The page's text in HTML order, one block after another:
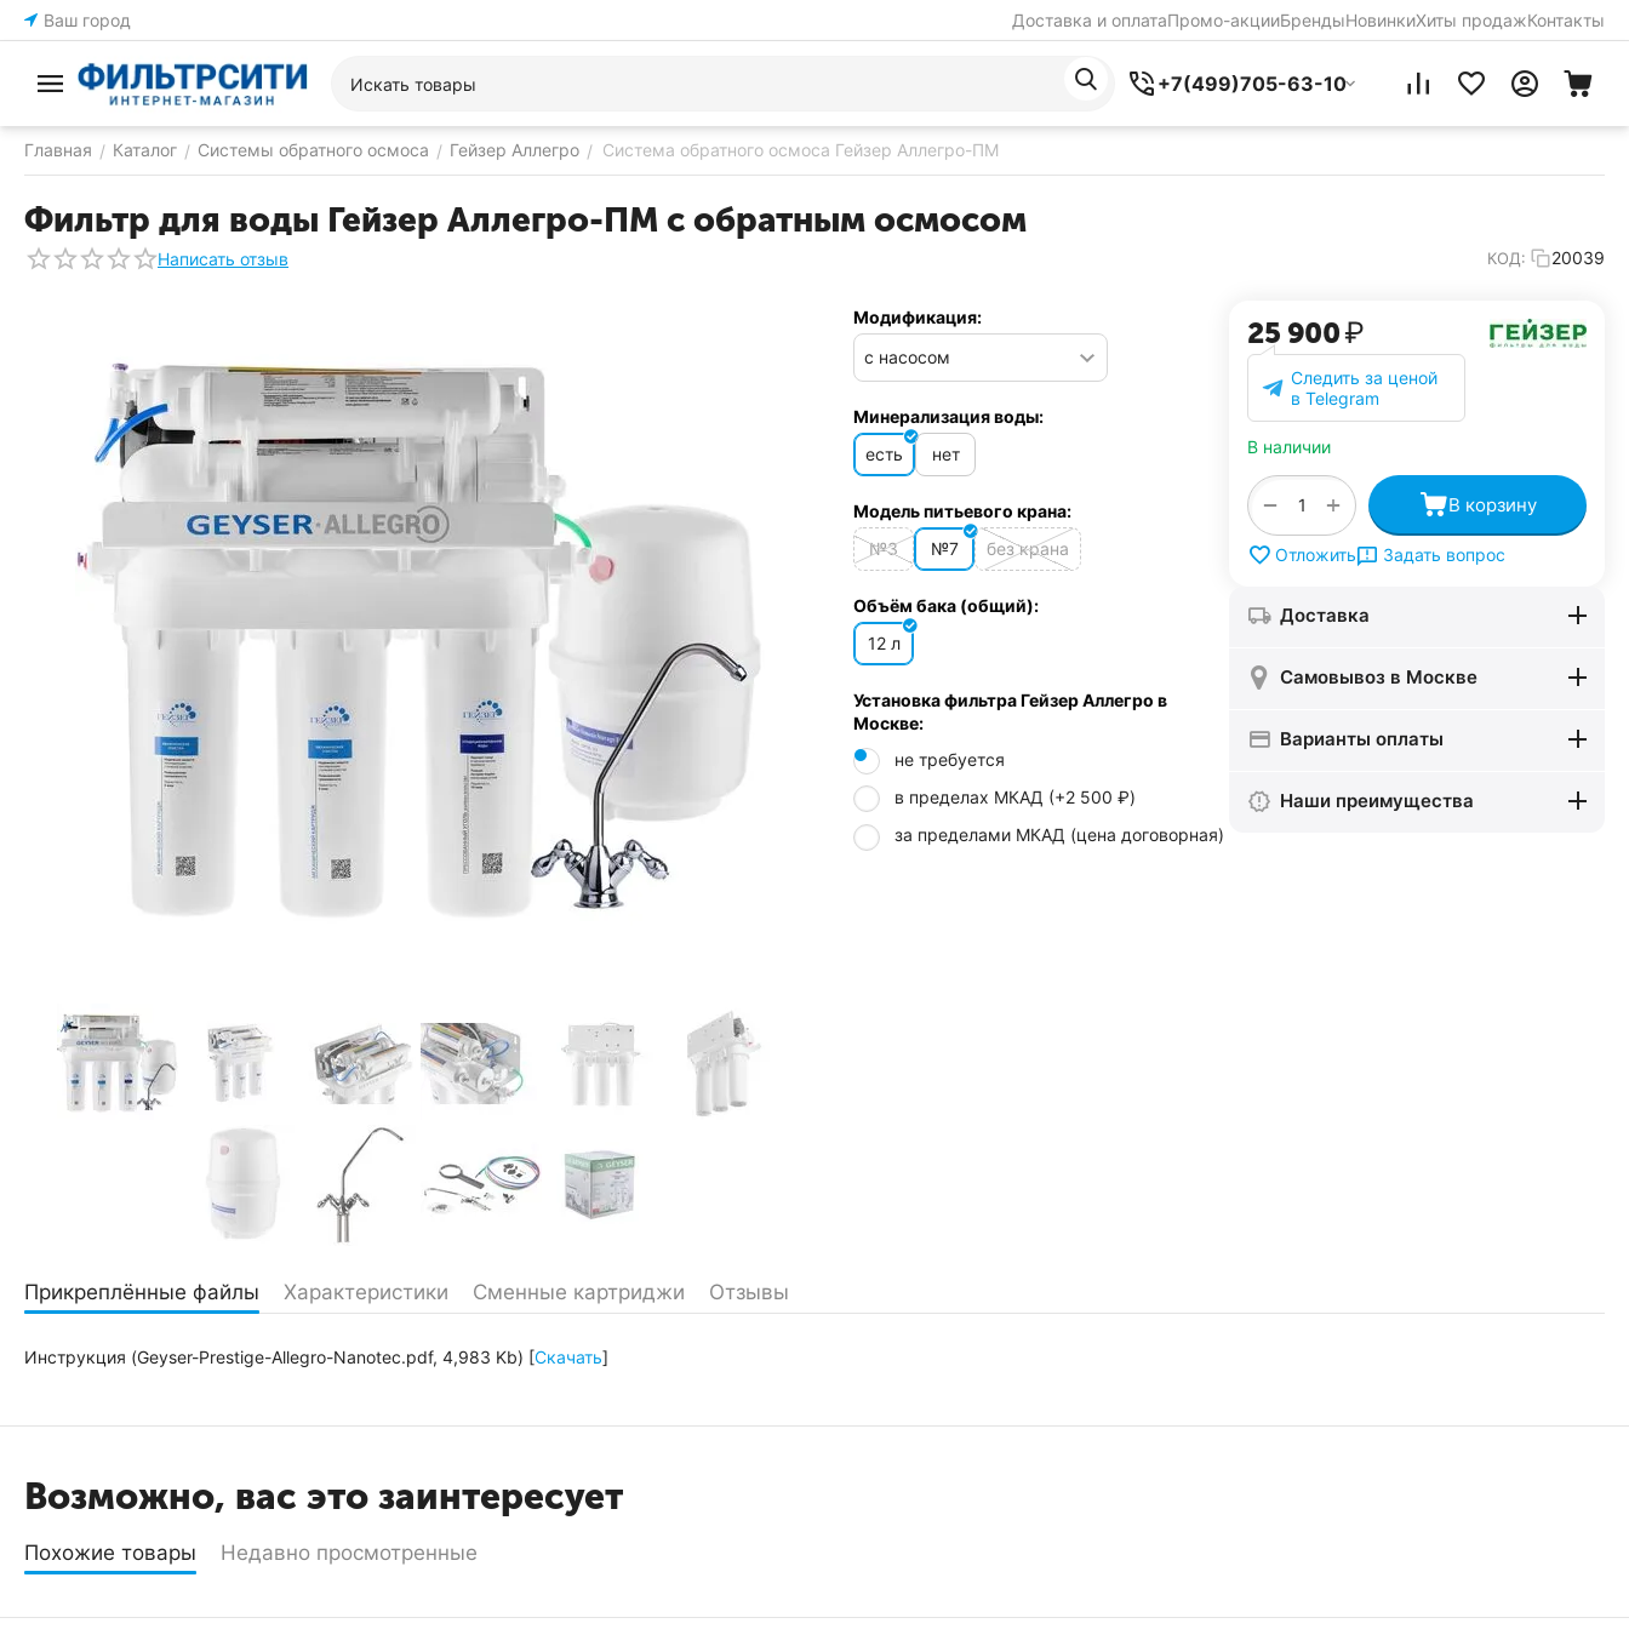
Ваш город Доставка и оплатаПромо-акцииБрендыНовинкиХиты продажКонтакты
+7(499)705-63-10
Главная / Каталог / Системы обратного осмоса / Гейзер Аллегро / Система обратного осмоса Гейзер Аллегро-ПМ
Фильтр для воды Гейзер Аллегро-ПМ с обратным осмосом
Написать отзыв КОД: 20039
Модификация:
Минерализация воды:
есть
нет
Модель питьевого крана:
№3
№7 без крана
Объём бака (общий):
12 л
Установка фильтра Гейзер Аллегро в
Москве:
не требуется
в пределах МКАД (+2 500 ₽)
за пределами МКАД (цена договорная)
25 900₽
Следить за ценой
в Telegram
В наличии
+
− В корзину
Отложить Задать вопрос
Доставка
Самовывоз в Москве
Варианты оплаты
Наши преимущества
Прикреплённые файлы Характеристики Сменные картриджи Отзывы
Инструкция (Geyser-Prestige-Allegro-Nanotec.pdf, 4,983 Kb) [Скачать]
Возможно, вас это заинтересует
Похожие товары Недавно просмотренные